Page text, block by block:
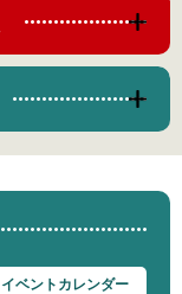
イベントカレンダー